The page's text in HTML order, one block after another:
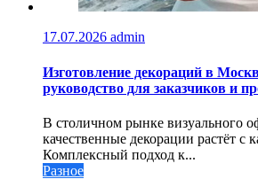
17.07.2026 admin
Изготовление декораций в
руководство для заказчиков и
В столичном рынке визуального
качественные декорации растёт с
Комплексный подход к...
Разное